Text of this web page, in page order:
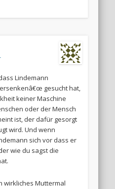
Lindemann
gesucht hat,
keiner Maschine
oder der Mensch
ist, der dafür gesorgt
wird. Und wenn
sich vor dass er
wie du sagst die
wirkliches Muttermal